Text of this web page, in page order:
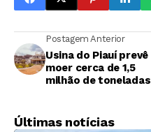
Postagem Anterior
Usina do Piauí prevê
moer cerca de 1,5
milhão de toneladas
Últimas notícias